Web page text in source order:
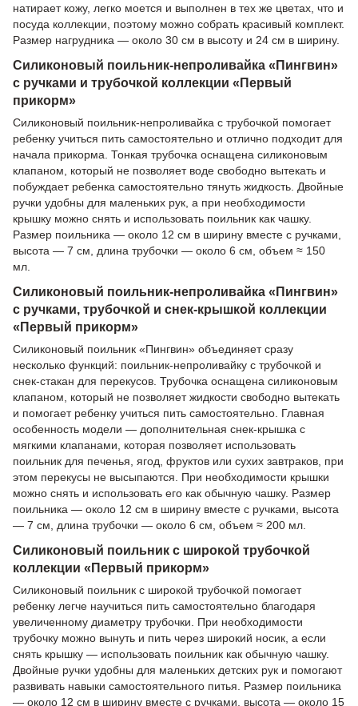
натирает кожу, легко моется и выполнен в тех же цветах, что и
посуда коллекции, поэтому можно собрать красивый комплект.
Размер нагрудника — около 30 см в высоту и 24 см в ширину.
Силиконовый поильник-непроливайка «Пингвин»
с ручками и трубочкой коллекции «Первый
прикорм»
Силиконовый поильник-непроливайка с трубочкой помогает
ребенку учиться пить самостоятельно и отлично подходит для
начала прикорма. Тонкая трубочка оснащена силиконовым
клапаном, который не позволяет воде свободно вытекать и
побуждает ребенка самостоятельно тянуть жидкость. Двойные
ручки удобны для маленьких рук, а при необходимости
крышку можно снять и использовать поильник как чашку.
Размер поильника — около 12 см в ширину вместе с ручками,
высота — 7 см, длина трубочки — около 6 см, объем ≈ 150
мл.
Силиконовый поильник-непроливайка «Пингвин»
с ручками, трубочкой и снек-крышкой коллекции
«Первый прикорм»
Силиконовый поильник «Пингвин» объединяет сразу
несколько функций: поильник-непроливайку с трубочкой и
снек-стакан для перекусов. Трубочка оснащена силиконовым
клапаном, который не позволяет жидкости свободно вытекать
и помогает ребенку учиться пить самостоятельно. Главная
особенность модели — дополнительная снек-крышка с
мягкими клапанами, которая позволяет использовать
поильник для печенья, ягод, фруктов или сухих завтраков, при
этом перекусы не высыпаются. При необходимости крышки
можно снять и использовать его как обычную чашку. Размер
поильника — около 12 см в ширину вместе с ручками, высота
— 7 см, длина трубочки — около 6 см, объем ≈ 200 мл.
Силиконовый поильник с широкой трубочкой
коллекции «Первый прикорм»
Силиконовый поильник с широкой трубочкой помогает
ребенку легче научиться пить самостоятельно благодаря
увеличенному диаметру трубочки. При необходимости
трубочку можно вынуть и пить через широкий носик, а если
снять крышку — использовать поильник как обычную чашку.
Двойные ручки удобны для маленьких детских рук и помогают
развивать навыки самостоятельного питья. Размер поильника
— около 12 см в ширину вместе с ручками, высота — около 15